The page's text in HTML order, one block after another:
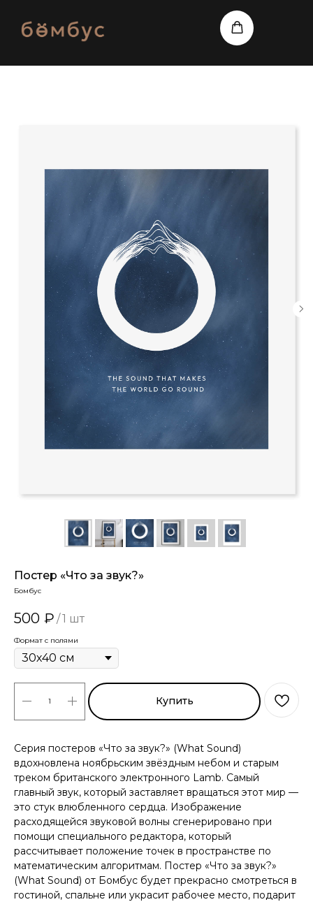
Постер «Что за звук?»
Бомбус
500 ₽ /1 шт
Формат с полями
Купить
Серия постеров «Что за звук?» (What Sound)
вдохновлена ноябрьским звёздным небом и старым
треком британского электронного Lamb. Самый
главный звук, который заставляет вращаться этот мир —
это стук влюбленного сердца. Изображение
расходящейся звуковой волны сгенерировано при
помощи специального редактора, который
рассчитывает положение точек в пространстве по
математическим алгоритмам. Постер «Что за звук?»
(What Sound) от Бомбус будет прекрасно смотреться в
гостиной, спальне или украсит рабочее место, подарит